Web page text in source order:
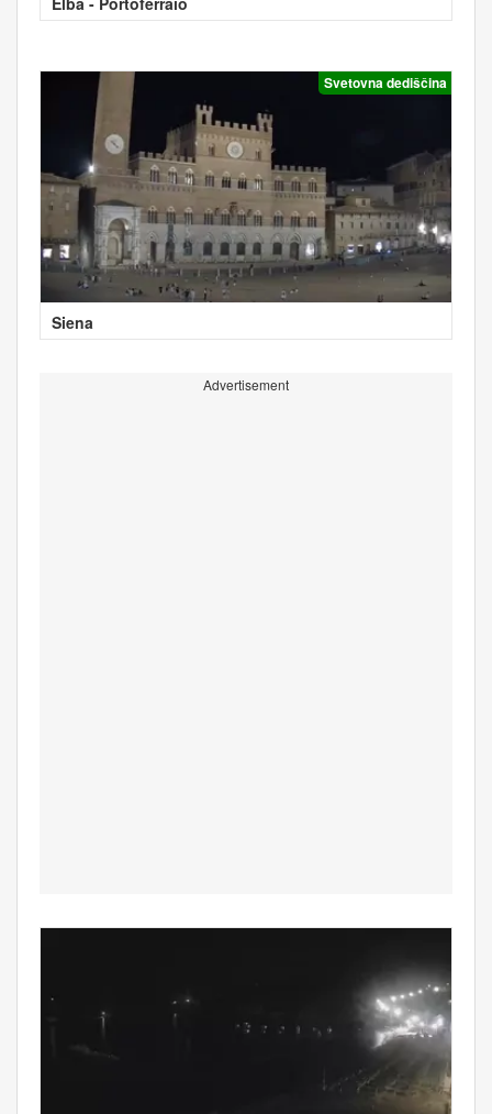
Svetovna dediščina
Siena
Advertisement